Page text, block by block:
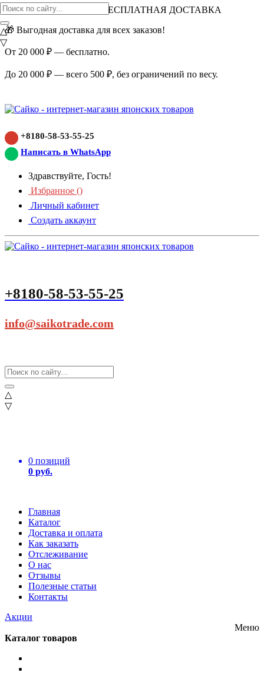
ВНИМАНИЕ АКЦИЯ!
БЕСПЛАТНАЯ ДОСТАВКА
🎁 Выгодная доставка для всех заказов!
От 20 000 ₽ — бесплатно.
До 20 000 ₽ — всего 500 ₽, без ограничений по весу.
+8180-58-53-55-25
Написать в WhatsApp
Здравствуйте, Гость!
Избранное ()
Личный кабинет
Создать аккаунт
+8180-58-53-55-25
info@saikotrade.com
△
▽
0 позиций
0 руб.
Главная
Каталог
Доставка и оплата
Как заказать
Отслеживание
О нас
Отзывы
Полезные статьи
Контакты
Акции
△
▽
Меню
Каталог товаров